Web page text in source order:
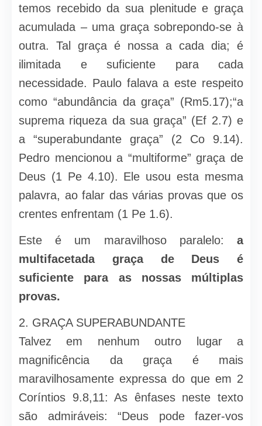
temos recebido da sua plenitude e graça
acumulada – uma graça sobrepondo-se à
outra. Tal graça é nossa a cada dia; é
ilimitada e suficiente para cada
necessidade. Paulo falava a este respeito
como “abundância da graça” (Rm5.17);“a
suprema riqueza da sua graça” (Ef 2.7) e
a “superabundante graça” (2 Co 9.14).
Pedro mencionou a “multiforme” graça de
Deus (1 Pe 4.10). Ele usou esta mesma
palavra, ao falar das várias provas que os
crentes enfrentam (1 Pe 1.6).
Este é um maravilhoso paralelo: a
multifacetada graça de Deus é
suficiente para as nossas múltiplas
provas.
2. GRAÇA SUPERABUNDANTE
Talvez em nenhum outro lugar a
magnificência da graça é mais
maravilhosamente expressa do que em 2
Coríntios 9.8,11: As ênfases neste texto
são admiráveis: “Deus pode fazer-vos